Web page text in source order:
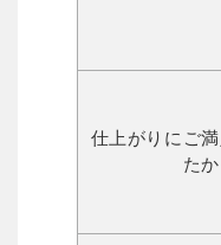
仕上がりにご
たか